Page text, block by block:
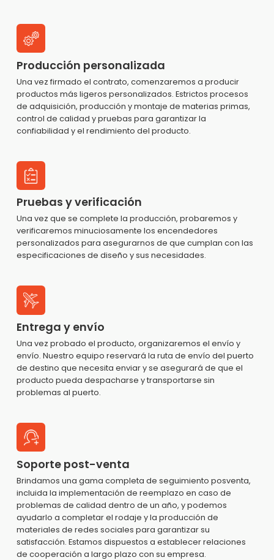
Producción personalizada
Una vez firmado el contrato, comenzaremos a producir
productos más ligeros personalizados. Estrictos procesos
de adquisición, producción y montaje de materias primas,
control de calidad y pruebas para garantizar la
confiabilidad y el rendimiento del producto.
Pruebas y verificación
Una vez que se complete la producción, probaremos y
verificaremos minuciosamente los encendedores
personalizados para asegurarnos de que cumplan con las
especificaciones de diseño y sus necesidades.
Entrega y envío
Una vez probado el producto, organizaremos el envío y
envío. Nuestro equipo reservará la ruta de envío del puerto
de destino que necesita enviar y se asegurará de que el
producto pueda despacharse y transportarse sin
problemas al puerto.
Soporte post-venta
Brindamos una gama completa de seguimiento posventa,
incluida la implementación de reemplazo en caso de
problemas de calidad dentro de un año, y podemos
ayudarlo a completar el rodaje y la producción de
materiales de redes sociales para garantizar su
satisfacción. Estamos dispuestos a establecer relaciones
de cooperación a largo plazo con su empresa.